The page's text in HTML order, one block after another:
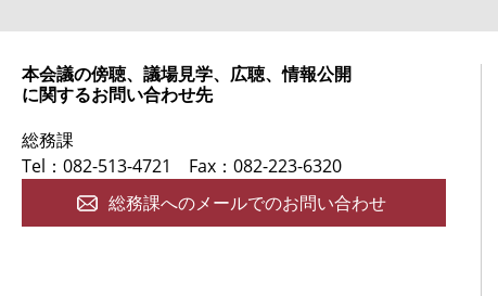
本会議の傍聴、議場見学、広聴、情報公開
に関するお問い合わせ先
総務課
Tel：082-513-4721
Fax：082-223-6320
総務課へのメールでのお問い合わせ